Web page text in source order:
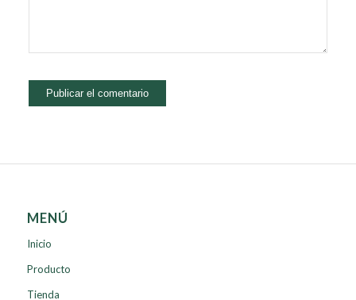
MENÚ
Inicio
Producto
Tienda